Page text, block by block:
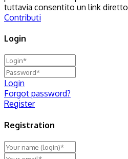
tuttavia consentito un link
Contributi
Login
Login
Forgot password?
Register
Registration